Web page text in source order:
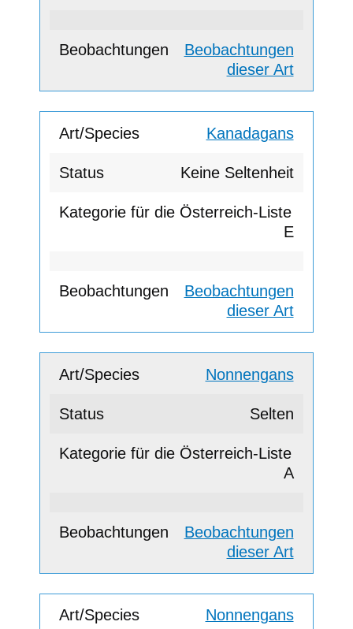
Beobachtungen
dieser Art
Kanadagans
Keine Seltenheit
E
Beobachtungen
dieser Art
Nonnengans
Selten
A
Beobachtungen
dieser Art
Nonnengans